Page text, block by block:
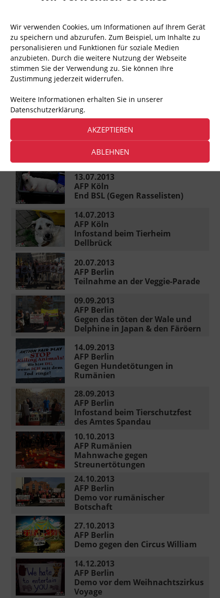
Wir verwenden Cookies, um Informationen auf Ihrem Gerät
zu speichern und abzurufen. Zum Beispiel, um Inhalte zu
personalisieren und Funktionen für soziale Medien
anzubieten. Durch die weitere Nutzung der Webseite
stimmen Sie der Verwendung zu. Sie können Ihre
Zustimmung jederzeit widerrufen.
Weitere Informationen erhalten Sie in unserer
Datenschutzerklärung.
AKZEPTIEREN
ABLEHNEN
Deine Stimme den Stimmlosen
22.06.2013
AFP Leipzig
Teilnahme an der Nitsch-Demo
AFP Regensburg
Für Straßentiere im In- und
Ausland
11.07.2013
AFP Hannover
Infostand beim Tag der
Tierschützer
13.07.2013
AFP Köln
End BSL (Gegen Rasselisten)
14.07.2013
AFP Köln
Infostand beim Tierheim
Dellbrück
20.07.2013
AFP Berlin
Teilnahme an der Veggie-Parade
09.09.2013
AFP Berlin
Gegen das töten der Wale und
Delphine in Japan & den Färöern
14.09.2013
AFP Berlin
Gegen Hundetötungen in
Rumänien
28.09.2013
AFP Berlin
Infostand beim Tierschutzfest
des Amtes Spandau
10.10.2013
AFP Rumänien
Mahnwache gegen
Streunertötungen
24.10.2013
AFP Berlin
Demo vor rumänischer
Botschaft
27.10.2013
AFP Berlin
Demo gegen den Circus William
14.12.2013
AFP Berlin
Demo vor dem Weihnachtszirkus
Voyage